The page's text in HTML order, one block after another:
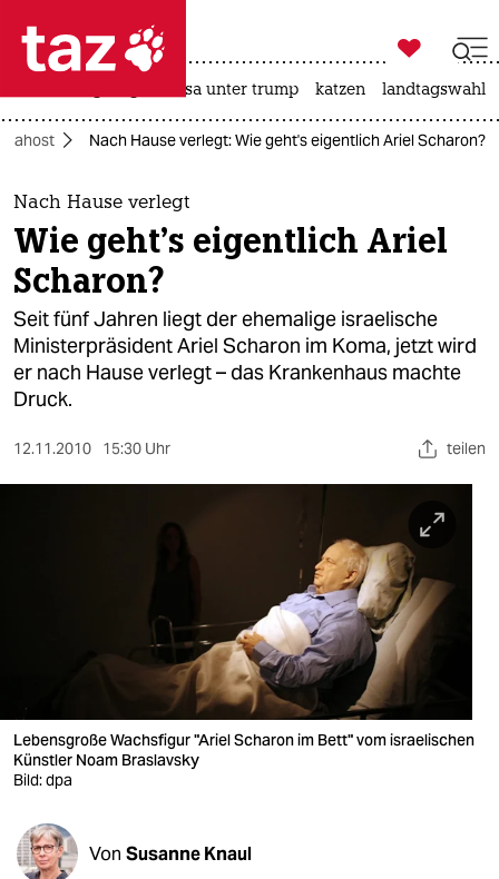
 taz zahl ich
taz zahl ich
themen
politik
öko
gesellschaft
kultur
sport
veranstaltungen
shop
fragen & hilfe
unterstützen

taz zahl ich
usa unter trump katzen landtagswahl
Nahost Nach Hause verlegt: Wie geht's eigentlich Ariel Scharon?
Nach Hause verlegt
Wie geht's eigentlich Ariel
Scharon?
Seit fünf Jahren liegt der ehemalige israelische
Ministerpräsident Ariel Scharon im Koma, jetzt wird
er nach Hause verlegt – das Krankenhaus machte
Druck.
12.11.2010 15:30 Uhr teilen
Lebensgroße Wachsfigur "Ariel Scharon im Bett" vom israelischen
Künstler Noam Braslavsky
Bild: dpa
Von Susanne Knaul